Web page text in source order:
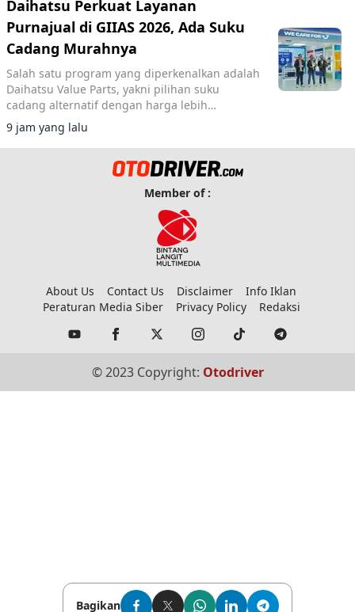
Daihatsu Perkuat Layanan
Purnajual di GIIAS 2026, Ada Suku
Cadang Murahnya
Salah satu program yang diperkenalkan adalah
Daihatsu Value Parts, yakni pilihan suku
cadang alternatif dengan harga lebih
terjangkau.
9 jam yang lalu
Bagikan
Member of :
About Us Contact Us Disclaimer
Info Iklan
Peraturan Media Siber
Privacy Policy Redaksi
© 2023 Copyright: Otodriver